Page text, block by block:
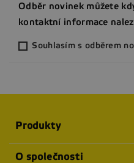
Odběr novinek můžete
kontaktní informace
Souhlasím s odběrem
Produkty
O společnosti